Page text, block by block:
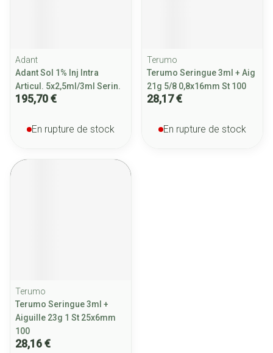
Adant
Adant Sol 1% Inj Intra
Articul. 5x2,5ml/3ml Serin.
195,70 €
En rupture de stock
Terumo
Terumo Seringue 3ml + Aig
21g 5/8 0,8x16mm St 100
28,17 €
En rupture de stock
Terumo
Terumo Seringue 3ml +
Aiguille 23g 1 St 25x6mm
100
28,16 €